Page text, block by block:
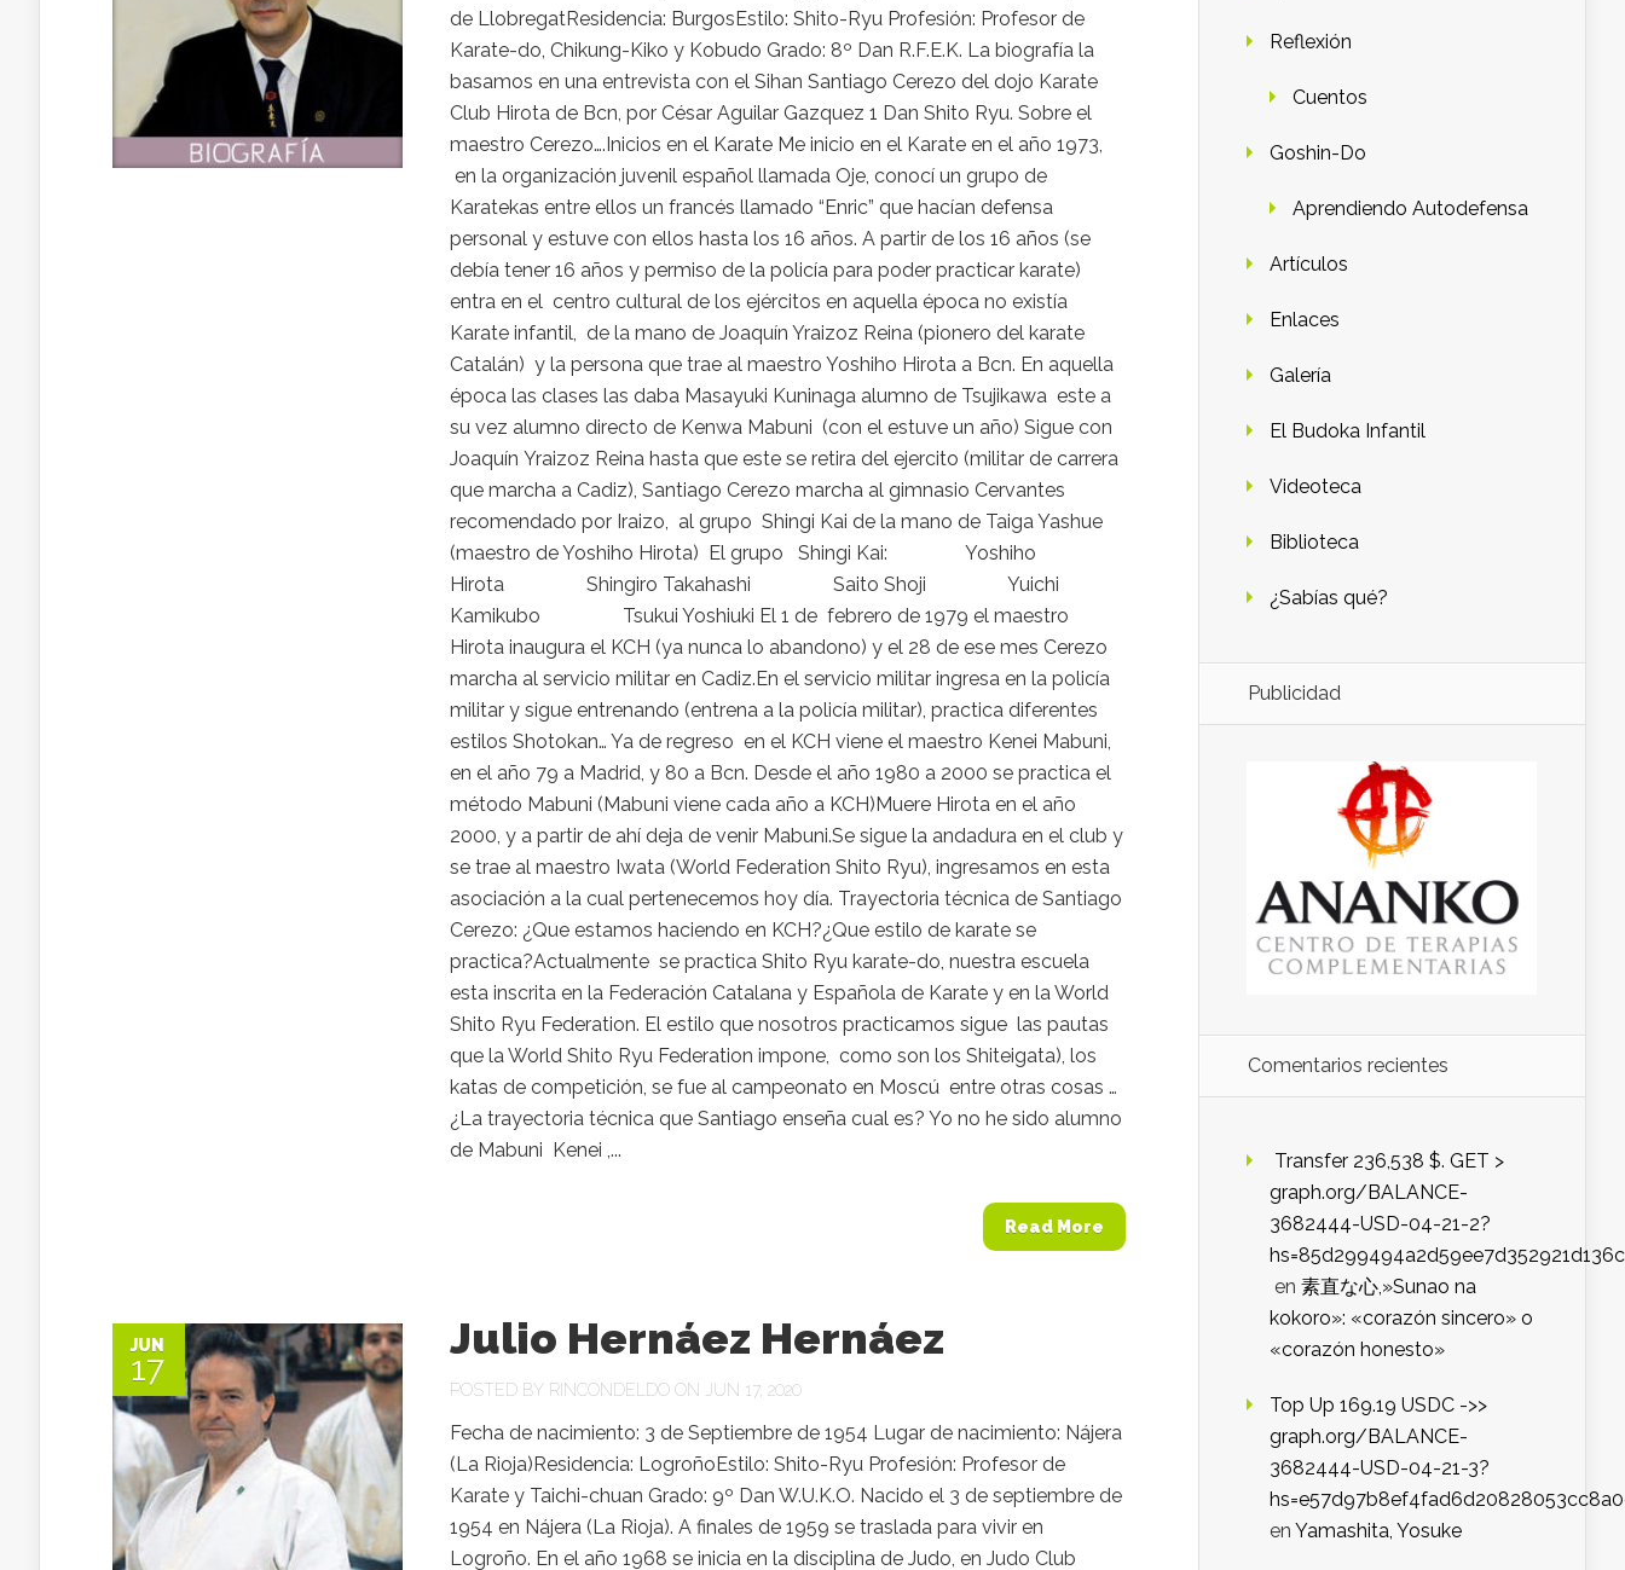
de LlobregatResidencia: BurgosEstilo: Shito-Ryu Profesión: Profesor de
Karate-do, Chikung-Kiko y Kobudo Grado: 8º Dan R.F.E.K. La biografía la
basamos en una entrevista con el Sihan Santiago Cerezo del dojo Karate
Club Hirota de Bcn, por César Aguilar Gazquez 1 Dan Shito Ryu. Sobre el
maestro Cerezo….Inicios en el Karate Me inicio en el Karate en el año 1973,
en la organización juvenil español llamada Oje, conocí un grupo de
Karatekas entre ellos un francés llamado “Enric” que hacían defensa
personal y estuve con ellos hasta los 16 años. A partir de los 16 años (se
debía tener 16 años y permiso de la policía para poder practicar karate)
entra en el centro cultural de los ejércitos en aquella época no existía
Karate infantil, de la mano de Joaquín Yraizoz Reina (pionero del karate
Catalán) y la persona que trae al maestro Yoshiho Hirota a Bcn. En aquella
época las clases las daba Masayuki Kuninaga alumno de Tsujikawa este a
su vez alumno directo de Kenwa Mabuni (con el estuve un año) Sigue con
Joaquín Yraizoz Reina hasta que este se retira del ejercito (militar de carrera
que marcha a Cadiz), Santiago Cerezo marcha al gimnasio Cervantes
recomendado por Iraizo, al grupo Shingi Kai de la mano de Taiga Yashue
(maestro de Yoshiho Hirota) El grupo Shingi Kai: Yoshiho
Hirota Shingiro Takahashi Saito Shoji Yuichi
Kamikubo Tsukui Yoshiuki El 1 de febrero de 1979 el maestro
Hirota inaugura el KCH (ya nunca lo abandono) y el 28 de ese mes Cerezo
marcha al servicio militar en Cadiz.En el servicio militar ingresa en la policía
militar y sigue entrenando (entrena a la policía militar), practica diferentes
estilos Shotokan… Ya de regreso en el KCH viene el maestro Kenei Mabuni,
en el año 79 a Madrid, y 80 a Bcn. Desde el año 1980 a 2000 se practica el
método Mabuni (Mabuni viene cada año a KCH)Muere Hirota en el año
2000, y a partir de ahí deja de venir Mabuni.Se sigue la andadura en el club y
se trae al maestro Iwata (World Federation Shito Ryu), ingresamos en esta
asociación a la cual pertenecemos hoy día. Trayectoria técnica de Santiago
Cerezo: ¿Que estamos haciendo en KCH?¿Que estilo de karate se
practica?Actualmente se practica Shito Ryu karate-do, nuestra escuela
esta inscrita en la Federación Catalana y Española de Karate y en la World
Shito Ryu Federation. El estilo que nosotros practicamos sigue las pautas
que la World Shito Ryu Federation impone, como son los Shiteigata), los
katas de competición, se fue al campeonato en Moscú entre otras cosas …
¿La trayectoria técnica que Santiago enseña cual es? Yo no he sido alumno
de Mabuni Kenei ,...
Read More
JUN
17
Julio Hernáez Hernáez
POSTED BY RINCONDELDO ON JUN 17, 2020
Fecha de nacimiento: 3 de Septiembre de 1954 Lugar de nacimiento: Nájera
(La Rioja)Residencia: LogroñoEstilo: Shito-Ryu Profesión: Profesor de
Karate y Taichi-chuan Grado: 9º Dan W.U.K.O. Nacido el 3 de septiembre de
1954 en Nájera (La Rioja). A finales de 1959 se traslada para vivir en
Logroño. En el año 1968 se inicia en la disciplina de Judo, en Judo Club
Reflexión
Cuentos
Goshin-Do
Aprendiendo Autodefensa
Artículos
Enlaces
Galería
El Budoka Infantil
Videoteca
Biblioteca
¿Sabías qué?
Publicidad
Comentarios recientes
️ Transfer 236,538 $. GET >
graph.org/BALANCE-
3682444-USD-04-21-2?
en 素直な心,»Sunao na
kokoro»: «corazón sincero» o
«corazón honesto»
Top Up 169.19 USDC ->>
graph.org/BALANCE-
3682444-USD-04-21-3?
en Yamashita, Yosuke